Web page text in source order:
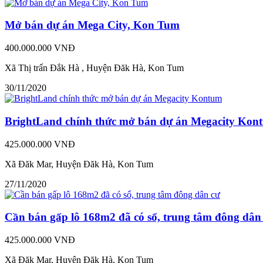
Mở bán dự án Mega City, Kon Tum
400.000.000 VNĐ
Xã Thị trấn Đắk Hà , Huyện Đăk Hà, Kon Tum
30/11/2020
BrightLand chính thức mở bán dự án Megacity
425.000.000 VNĐ
Xã Đăk Mar, Huyện Đăk Hà, Kon Tum
27/11/2020
Cần bán gấp lô 168m2 đã có sổ, trung tâm đông
425.000.000 VNĐ
Xã Đăk Mar, Huyện Đăk Hà, Kon Tum